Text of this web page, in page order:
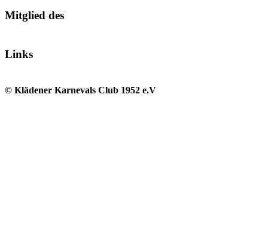
Mitglied des
Links
© Klädener Karnevals Club 1952 e.V